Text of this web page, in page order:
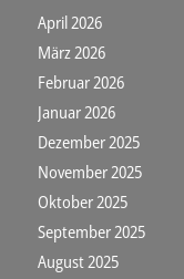
April 2026
März 2026
Februar 2026
Januar 2026
Dezember 2025
November 2025
Oktober 2025
September 2025
August 2025